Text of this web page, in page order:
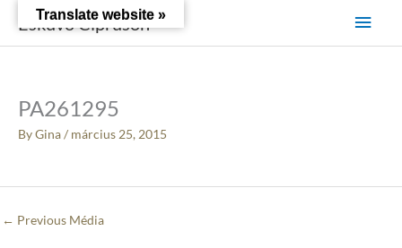
content
Esküvő Cipruson
Main
PA261295
ByGina/ március 25, 2015
← Previous Média
Translate website »